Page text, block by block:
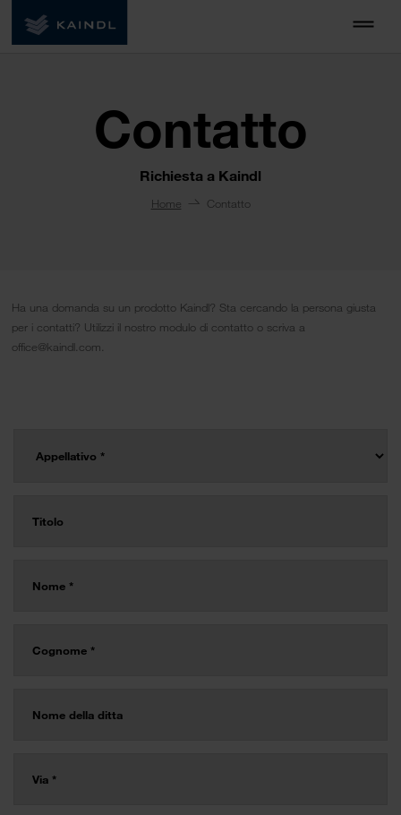
Contatto
Richiesta a Kaindl
Home Contatto
Ha una domanda su un prodotto Kaindl? Sta cercando la persona giusta
per i contatti? Utilizzi il nostro modulo di contatto o scriva a
office@kaindl.com.